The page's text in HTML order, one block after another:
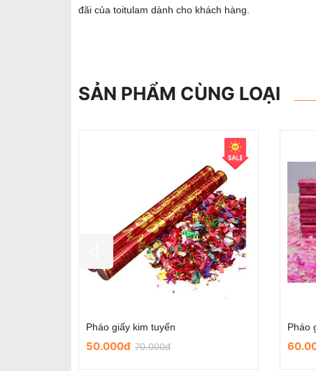
đãi của toitulam dành cho khách hàng.
SẢN PHẨM CÙNG LOẠI
25.000đ